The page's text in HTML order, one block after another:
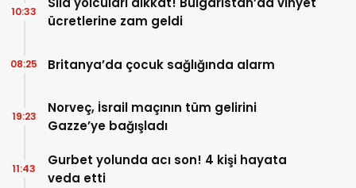
ücretlerine zam geldi
10:33
Britanya’da çocuk sağlığında alarm
08:25
Norveç, İsrail maçının tüm gelirini
Gazze’ye bağışladı
19:23
Gurbet yolunda acı son! 4 kişi hayata
veda etti
11:43